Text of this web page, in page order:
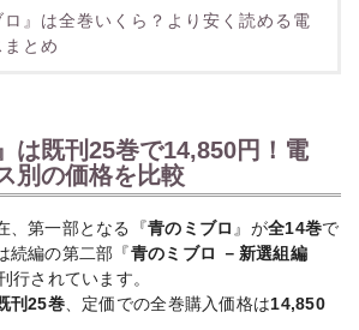
』は全巻いくら？より安く読める電
とめ
は既刊25巻で14,850円！電
別の価格を比較
、第一部となる『青のミブロ 』が全14巻で
続編の第二部『 青のミブロ －新選組編
行されています。
刊25巻、定価での全巻購入価格は14,850